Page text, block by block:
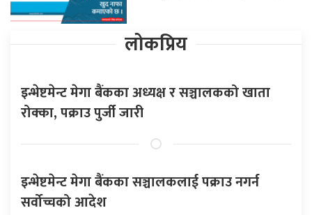
लोकप्रिय
इन्भेष्टमेन्ट मेगा बैंकका अध्यक्ष र सञ्चालकको खाता
रोक्का, पक्राउ पुर्जी जारी
इन्भेष्टमेन्ट मेगा बैंकका सञ्चालकलाई पक्राउ नगर्न
सर्वोच्चको आदेश